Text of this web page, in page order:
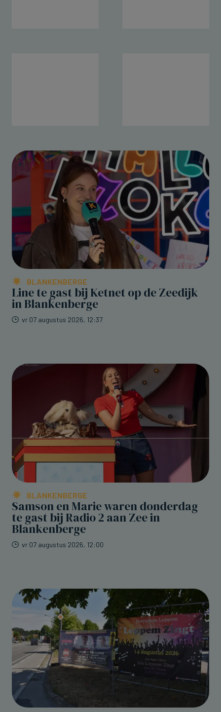
BLANKENBERGE
Line te gast bij Ketnet op de Zeedijk
in Blankenberge
vr 07 augustus 2026, 12:37
BLANKENBERGE
Samson en Marie waren donderdag
te gast bij Radio 2 aan Zee in
Blankenberge
vr 07 augustus 2026, 12:00